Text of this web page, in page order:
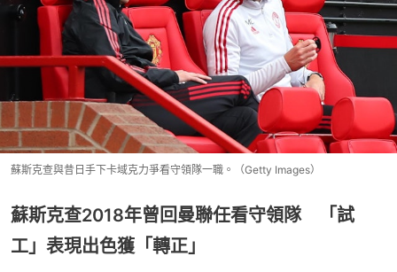
蘇斯克查與昔日手下卡域克力爭看守領隊一職。（Getty Images）
蘇斯克查2018年曾回曼聯任看守領隊 「試
工」表現出色獲「轉正」